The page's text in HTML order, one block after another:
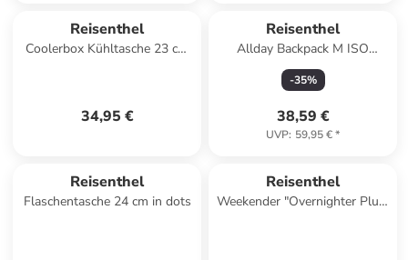
Reisenthel
Coolerbox Kühltasche 23 cm
34,95 €
Reisenthel
Allday Backpack M ISO
Kühltasche 30 cm in twist
coffee
-35%
38,59 €
UVP: 59,95 €*
Reisenthel
Flaschentasche 24 cm in dots
Reisenthel
Weekender "Overnighter Plus"